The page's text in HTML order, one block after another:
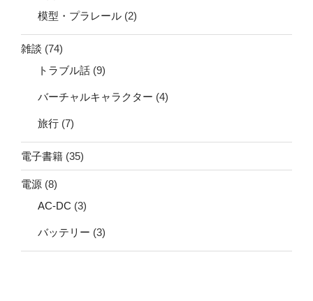
模型・プラレール (2)
雑談 (74)
トラブル話 (9)
バーチャルキャラクター (4)
旅行 (7)
電子書籍 (35)
電源 (8)
AC-DC (3)
バッテリー (3)